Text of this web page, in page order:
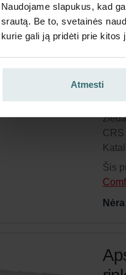
Naudojame slapukus, kad
srautą. Be to, svetainės
kurie gali ją pridėti prie kitos
AtmestiFiltrų
CRS
Šis